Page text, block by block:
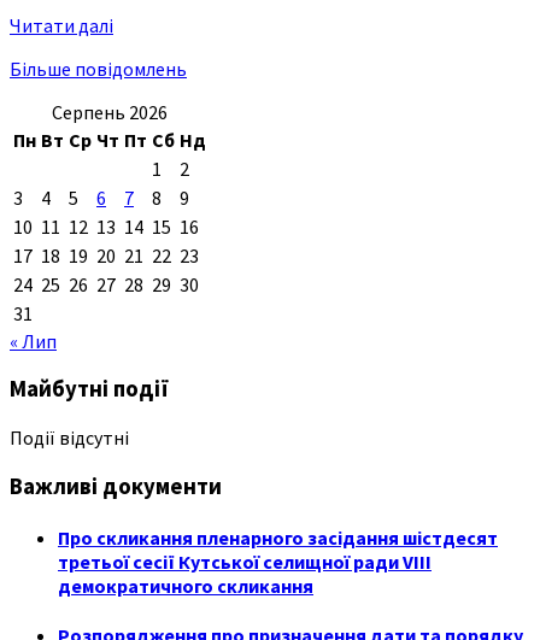
Читати далі
Більше повідомлень
Серпень 2026
Пн Вт Ср Чт Пт Сб Нд
1
2
3
4 5 6 7 8
9
10 11 12 13 14 15 16
17 18 19 20 21 22 23
24 25 26 27 28 29 30
31
« Лип
Майбутні події
Події відсутні
Важливі документи
Про скликання пленарного засідання шістдесят
третьої сесії Кутської селищної ради VIII
демократичного скликання